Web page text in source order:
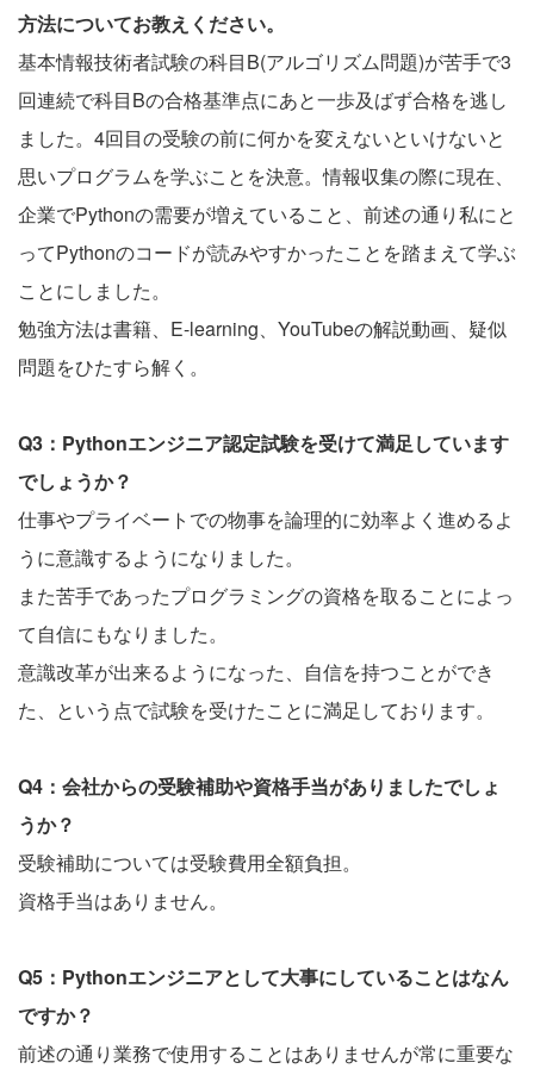
方法についてお教えください。
基本情報技術者試験の科目B(アルゴリズム問題)が苦手で3
回連続で科目Bの合格基準点にあと一歩及ばず合格を逃し
ました。4回目の受験の前に何かを変えないといけないと
思いプログラムを学ぶことを決意。情報収集の際に現在、
企業でPythonの需要が増えていること、前述の通り私にと
ってPythonのコードが読みやすかったことを踏まえて学ぶ
ことにしました。
勉強方法は書籍、E-learning、YouTubeの解説動画、疑似
問題をひたすら解く。
Q3：Pythonエンジニア認定試験を受けて満足しています
でしょうか？
仕事やプライベートでの物事を論理的に効率よく進めるよ
うに意識するようになりました。
また苦手であったプログラミングの資格を取ることによっ
て自信にもなりました。
意識改革が出来るようになった、自信を持つことができ
た、という点で試験を受けたことに満足しております。
Q4：会社からの受験補助や資格手当がありましたでしょ
うか？
受験補助については受験費用全額負担。
資格手当はありません。
Q5：Pythonエンジニアとして大事にしていることはなん
ですか？
前述の通り業務で使用することはありませんが常に重要な